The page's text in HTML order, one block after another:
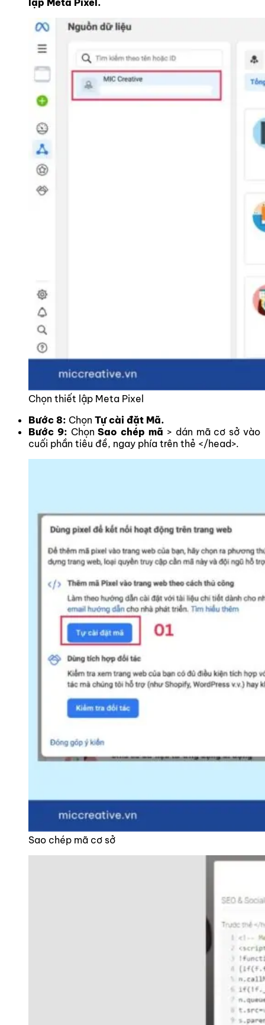
Chọn thiết lập Meta Pixel
Bước 8: Chọn Tự cài đặt Mã.
Bước 9: Chọn Sao chép mã > dán mã cơ sở vào
cuối phần tiêu đề, ngay phía trên thẻ </head>.
Sao chép mã cơ sở